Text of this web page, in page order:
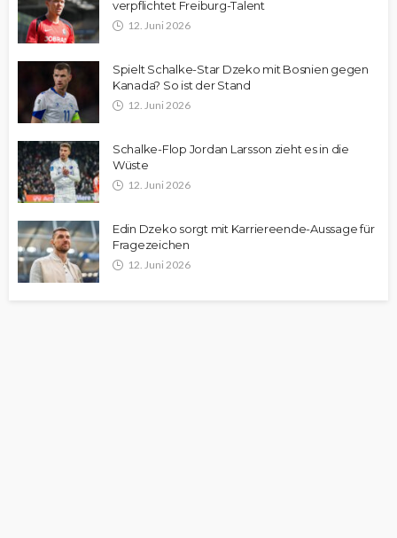
verpflichtet Freiburg-Talent
12. Juni 2026
Spielt Schalke-Star Dzeko mit Bosnien gegen
Kanada? So ist der Stand
12. Juni 2026
Schalke-Flop Jordan Larsson zieht es in die
Wüste
12. Juni 2026
Edin Dzeko sorgt mit Karriereende-Aussage für
Fragezeichen
12. Juni 2026